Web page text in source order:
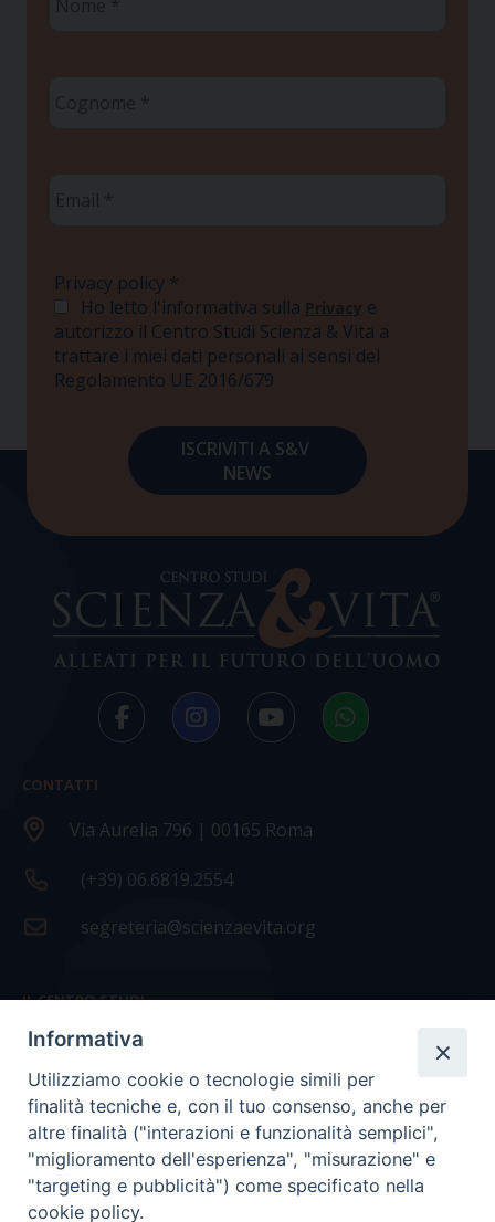
Privacy policy *
Ho letto l'informativa sulla Privacy e
autorizzo il Centro Studi Scienza & Vita a
trattare i miei dati personali ai sensi del
Regolamento UE 2016/679
CONTATTI
Via Aurelia 796 | 00165 Roma
(+39) 06.6819.2554
segreteria@scienzaevita.org
IL CENTRO STUDI
La nostra storia
Statuto
Presidenza e ufficio presidenza
Consiglio scientifico
Informativa
Utilizziamo cookie o tecnologie simili per
finalità tecniche e, con il tuo consenso, anche per
altre finalità ("interazioni e funzionalità semplici",
"miglioramento dell'esperienza", "misurazione" e
"targeting e pubblicità") come specificato nella
cookie policy.